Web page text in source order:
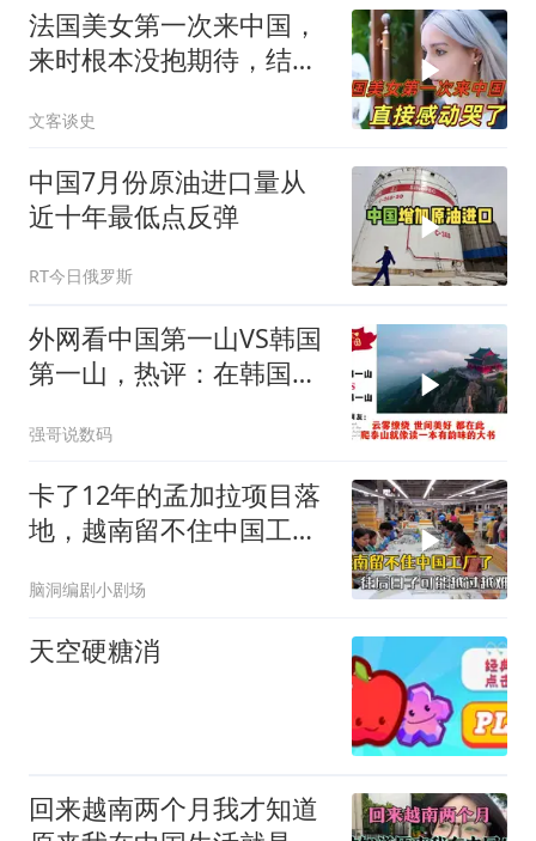
法国美女第一次来中国，
来时根本没抱期待，结果
文客谈史
中国7月份原油进口量从
近十年最低点反弹
RT今日俄罗斯
外网看中国第一山VS韩国
第一山，热评：在韩国土
强哥说数码
卡了12年的孟加拉项目落
地，越南留不住中国工
脑洞编剧小剧场
天空硬糖消
回来越南两个月我才知道